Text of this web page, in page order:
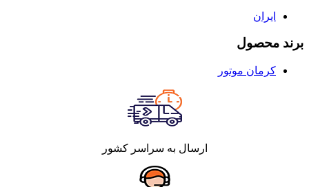
ایران
برند محصول
کرمان موتور
ارسال به سراسر کشور